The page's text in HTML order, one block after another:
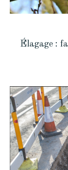
Élagage :